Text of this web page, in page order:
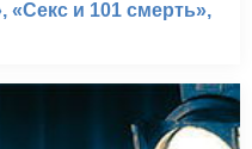
и 101 смерть»,